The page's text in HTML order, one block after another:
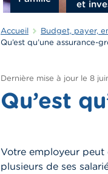
et
Accueil Budget, payer,
Qu’est qu’une assurance-
Dernière mise à jour le 8
Qu’est
Votre employeur
plusieurs de ses